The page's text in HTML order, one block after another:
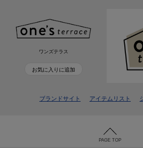
ワンズテラス
お気に入りに追加
ブランドサイト アイテムリスト
PAGE TOP